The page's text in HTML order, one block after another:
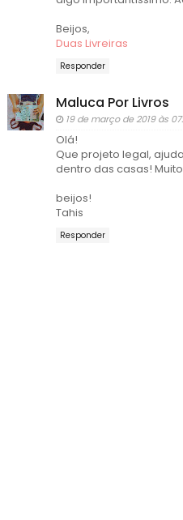
Beijos,
Duas Livreiras
Responder
Maluca Por Livros
19 de março de 2019 às
Olá!
Que projeto legal,
dentro das casas!
beijos!
Tahis
Responder